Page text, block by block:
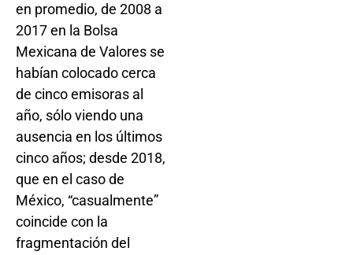
en promedio, de 2008 a
2017 en la Bolsa
Mexicana de Valores se
habían colocado cerca
de cinco emisoras al
año, sólo viendo una
ausencia en los últimos
cinco años; desde 2018,
que en el caso de
México, “casualmente”
coincide con la
fragmentación del